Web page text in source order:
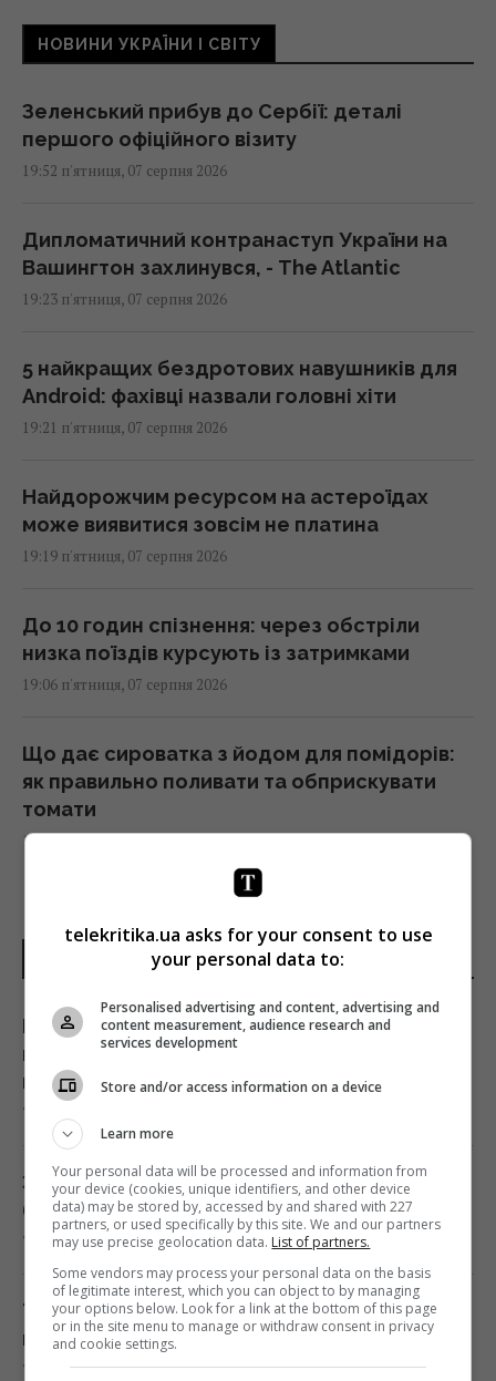
НОВИНИ УКРАЇНИ І СВІТУ
Зеленський прибув до Сербії: деталі
першого офіційного візиту
19:52 п'ятниця, 07 серпня 2026
Дипломатичний контранаступ України на
Вашингтон захлинувся, - The Atlantic
19:23 п'ятниця, 07 серпня 2026
5 найкращих бездротових навушників для
Android: фахівці назвали головні хіти
19:21 п'ятниця, 07 серпня 2026
Найдорожчим ресурсом на астероїдах
може виявитися зовсім не платина
19:19 п'ятниця, 07 серпня 2026
До 10 годин спізнення: через обстріли
низка поїздів курсують із затримками
19:06 п'ятниця, 07 серпня 2026
Що дає сироватка з йодом для помідорів:
як правильно поливати та обприскувати
томати
19:00 п'ятниця, 07 серпня 2026
магазини замінять супермаркети, - експерт
18:42 п'ятниця, 07 серпня 2026
Ринок "лихоманить": квадратні метри в
новобудовах дорожчають, попри падіння
попиту
18:38 п'ятниця, 07 серпня 2026
В Херсонській області уражено базу ФСБ
"Беня House": Мадяр розкрив деталі (відео)
18:33 п'ятниця, 07 серпня 2026
Коли краще їсти помідори для повного
засвоєння вітамінів: вчені дали чітку
ОСТАННІ НОВИНИ
Що буде з бронюванням
військовозобов'язаних: юрист попередив
про небезпечні зміни
7 серпня 2026, 19:42
З 1 вересня тисячі людей можуть втратити
бронювання: кого зачеплять зміни
7 серпня 2026, 19:37
Тест на IQ: потрібно знайти три відмінності
на картинці чоловіка з кавою за 7 с
7 серпня 2026, 19:13
telekritika.ua asks for your consent to use
your personal data to:
Personalised advertising and content, advertising and
content measurement, audience research and
services development
Store and/or access information on a device
Learn more
Your personal data will be processed and information from
your device (cookies, unique identifiers, and other device
data) may be stored by, accessed by and shared with 227
partners, or used specifically by this site. We and our partners
may use precise geolocation data. List of partners.
Some vendors may process your personal data on the basis
of legitimate interest, which you can object to by managing
your options below. Look for a link at the bottom of this page
or in the site menu to manage or withdraw consent in privacy
and cookie settings.